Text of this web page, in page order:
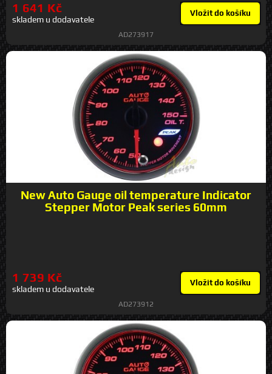
1 641 Kč
skladem u dodavatele
Vložit do košíku
AD273917
New Auto Gauge oil temperature Indicator
Stepper Motor Peak series 60mm
1 739 Kč
skladem u dodavatele
Vložit do košíku
AD273912